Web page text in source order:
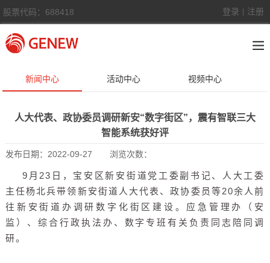
股票代码：688418 登录 注册
新闻中心 活动中心 视频中心
人大代表、政协委员调研新安“数字街区”，震有智联三大
智能系统获好评
发布日期： 2022-09-27 浏览次数：
9月23日，宝安区新安街道党工委副书记、人大工委
主任杨北兵带领新安街道人大代表、政协委员等20余人前
往新安街道办调研数字化街区建设。应急管理办（安
监）、综合行政执法办、数字专班有关负责同志陪同调
研。